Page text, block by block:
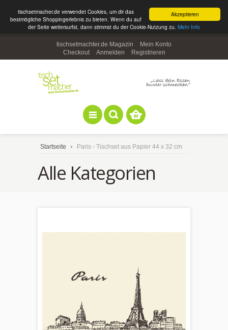
Akzeptieren
tischsetmacher.de verwendet Cookies, um dir das
bestmögliche Shoppingerlebnis zu bieten. Wenn du auf
der Seite weitersurfst, dann stimmst du der Cookie-Nutzung zu. Mehr Info
tischsetmachter.de Magazin
Mein Konto
Checkout
Anmelden Registrieren
Startseite Paris - Tischset aus Papier 44 x 32 cm
Alle Kategorien